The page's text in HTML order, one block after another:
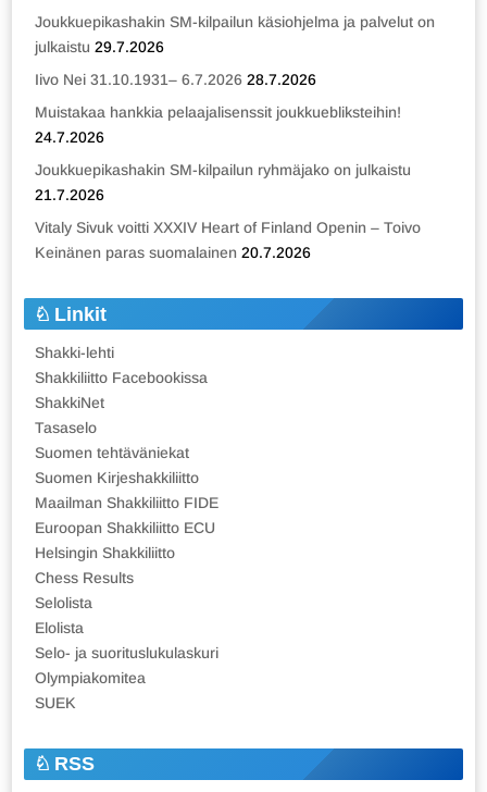
Joukkuepikashakin SM-kilpailun käsiohjelma ja palvelut on
julkaistu 29.7.2026
Iivo Nei 31.10.1931– 6.7.2026 28.7.2026
Muistakaa hankkia pelaajalisenssit joukkuebliksteihin!
24.7.2026
Joukkuepikashakin SM-kilpailun ryhmäjako on julkaistu
21.7.2026
Vitaly Sivuk voitti XXXIV Heart of Finland Openin – Toivo
Keinänen paras suomalainen 20.7.2026
Linkit
Shakki-lehti
Shakkiliitto Facebookissa
ShakkiNet
Tasaselo
Suomen tehtäväniekat
Suomen Kirjeshakkiliitto
Maailman Shakkiliitto FIDE
Euroopan Shakkiliitto ECU
Helsingin Shakkiliitto
Chess Results
Selolista
Elolista
Selo- ja suorituslukulaskuri
Olympiakomitea
SUEK
RSS